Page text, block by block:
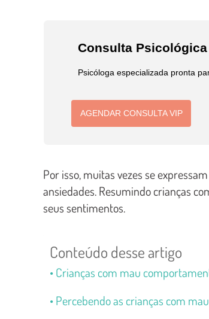
Consulta
Psicóloga especializada pronta
AGENDAR CONSULTA VIP
Por isso, muitas vezes se
ansiedades. Resumindo crianças
seus sentimentos.
Conteúdo desse artigo
Crianças com mau
Percebendo as crianças com